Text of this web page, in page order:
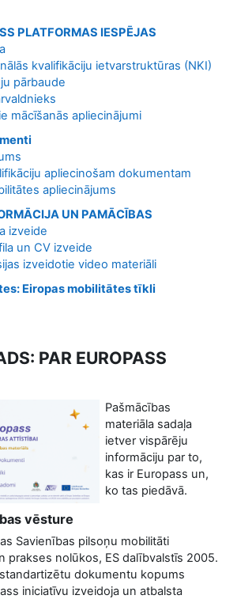
PLATFORMAS IESPĒJAS
kvalifikāciju ietvarstruktūras (NKI)
pārbaude
mācīšanās apliecinājumi
apliecinošam dokumentam
apliecinājums
UN PAMĀCĪBAS
izveide
un CV izveide
izveidotie video materiāli
Eiropas mobilitātes tīkli
PAR EUROPASS
Pašmācības
materiāla sadaļa
ietver vispārēju
informāciju par to,
kas ir Europass un,
ko tas piedāvā.
vēsture
Savienības pilsoņu mobilitāti
prakses nolūkos, ES dalībvalstīs 2005.
dokumentu kopums
iniciatīvu izveidoja un atbalsta